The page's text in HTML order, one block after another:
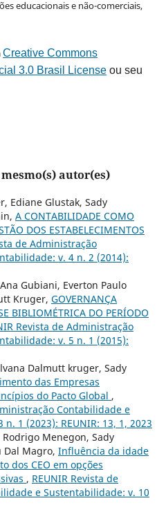
educacionais e não-comerciais,
Creative Commons
3.0 Brasil Licenseou seu
autor(es)
Ediane Glustak, Sady
A CONTABILIDADE COMO
DOS ESTABELECIMENTOS
de Administração
v. 4 n. 2 (2014):
Gubiani, Everton Paulo
Kruger, GOVERNANÇA
BIBLIOMÉTRICA DO PERÍODO
Revista de Administração
v. 5 n. 1 (2015):
Dalmutt kruger, Sady
das Empresas
do Pacto Global ,
Contabilidade e
1 (2023): REUNIR: 13, 1, 2023
Menegon, Sady
Dal Magro, Influência da idade
dos CEO em opções
, REUNIR Revista de
e Sustentabilidade: v. 10